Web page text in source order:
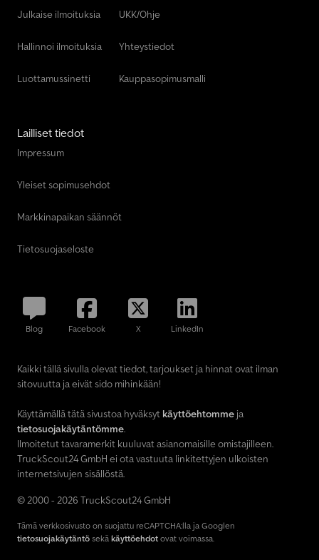
Julkaise ilmoituksia
Hallinnoi ilmoituksia
Luottamussinetti
UKK/Ohje
Yhteystiedot
Kauppasopimusmalli
Lailliset tiedot
Impressum
Yleiset sopimusehdot
Markkinapaikan säännöt
Tietosuojaseloste
Blog Facebook X LinkedIn
Kaikki tällä sivulla olevat tiedot, tarjoukset ja hinnat ovat ilman
sitovuutta ja eivät sido mihinkään!
Käyttämällä tätä sivustoa hyväksyt käyttöehtomme ja
tietosuojakäytäntömme.
Ilmoitetut tavaramerkit kuuluvat asianomaisille omistajilleen.
TruckScout24 GmbH ei ota vastuuta linkitettyjen ulkoisten
internetsivujen sisällöstä.
© 2000 - 2026 TruckScout24 GmbH
Tämä verkkosivusto on suojattu reCAPTCHA:lla ja Googlen
tietosuojakäytäntö sekä käyttöehdot ovat voimassa.